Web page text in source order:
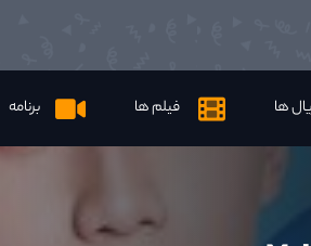
ها فیلم ها برنامه